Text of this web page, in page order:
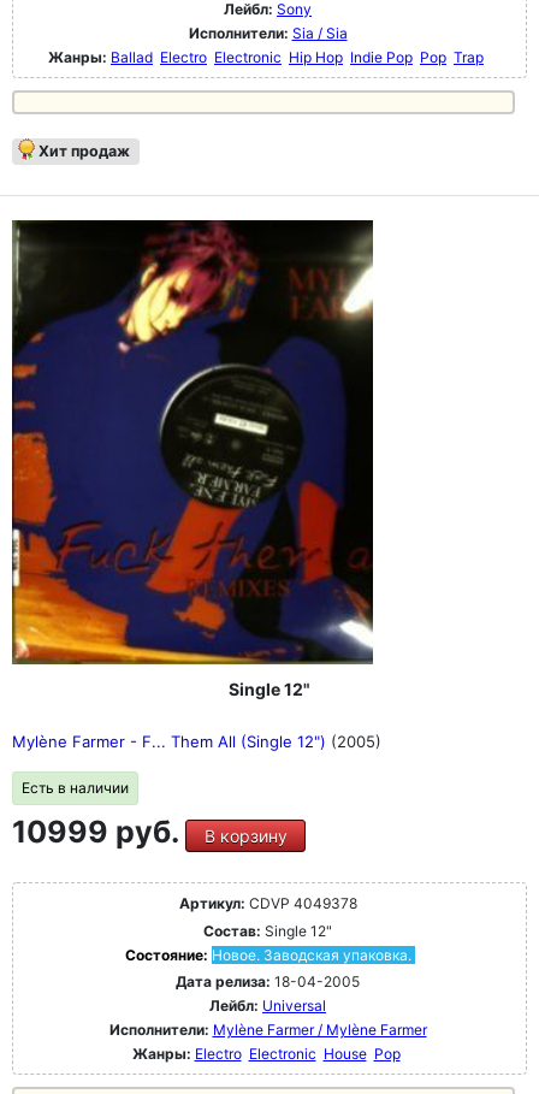
Лейбл: Sony
Исполнители: Sia / Sia
Жанры: Ballad Electro Electronic Hip Hop Indie Pop Pop Trap
Хит продаж
Single 12"
Mylène Farmer - F... Them All (Single 12") (2005)
Есть в наличии
10999 руб. В корзину
Артикул: CDVP 4049378
Состав: Single 12"
Состояние: Новое. Заводская упаковка.
Дата релиза: 18-04-2005
Лейбл: Universal
Исполнители: Mylène Farmer / Mylène Farmer
Жанры: Electro Electronic House Pop